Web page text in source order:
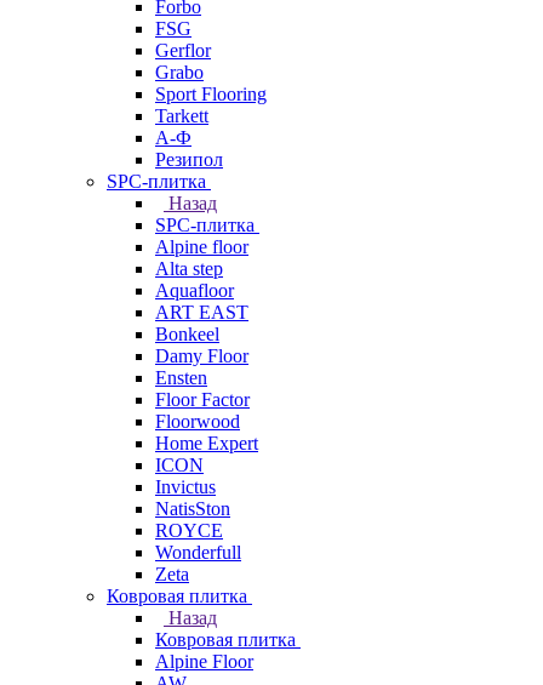
Forbo
FSG
Gerflor
Grabo
Sport Flooring
Tarkett
А-Ф
Резипол
SPC-плитка
Назад
SPC-плитка
Alpine floor
Alta step
Aquafloor
ART EAST
Bonkeel
Damy Floor
Ensten
Floor Factor
Floorwood
Home Expert
ICON
Invictus
NatisSton
ROYCE
Wonderfull
Zeta
Ковровая плитка
Назад
Ковровая плитка
Alpine Floor